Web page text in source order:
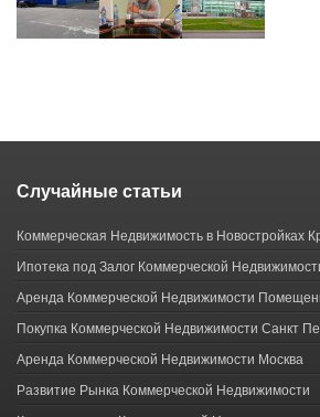
Случайные статьи
Коммерческая Недвижимость в Новостройках
Ипотека под Залог Коммерческой
Аренда Коммерческой Недвижимости
Покупка Коммерческой Недвижимости Санкт
Аренда Коммерческой Недвижимости Москва
Развитие Рынка Коммерческой Недвижимости